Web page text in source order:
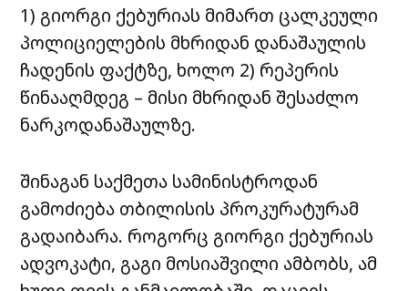
1) გიორგი ქებურიას მიმართ ცალკეული
პოლიციელების მხრიდან დანაშაულის
ჩადენის ფაქტზე, ხოლო 2) რეპერის
წინააღმდეგ – მისი მხრიდან შესაძლო
ნარკოდანაშაულზე.
შინაგან საქმეთა სამინისტროდან
გამოძიება თბილისის პროკურატურამ
გადაიბარა. როგორც გიორგი ქებურიას
ადვოკატი, გაგი მოსიაშვილი ამბობს, ამ